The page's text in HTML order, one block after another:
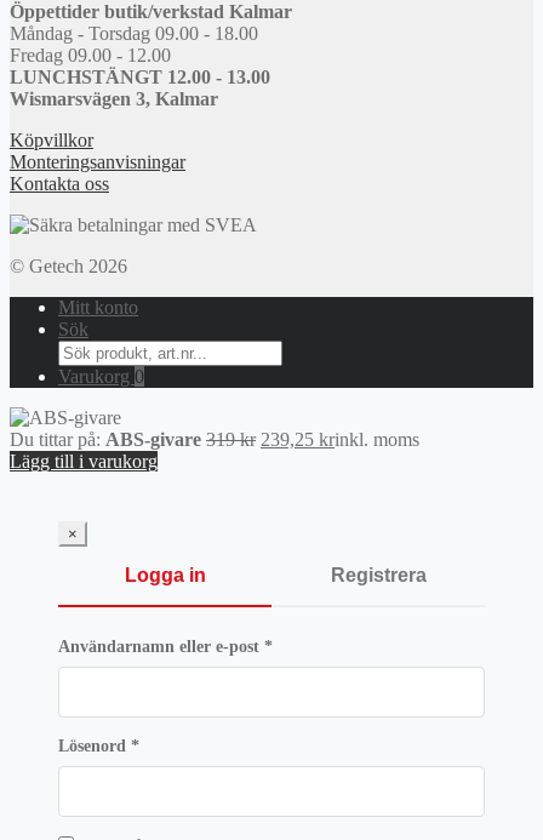
Öppettider butik/verkstad Kalmar
Måndag - Torsdag 09.00 - 18.00
Fredag 09.00 - 12.00
LUNCHSTÄNGT 12.00 - 13.00
Wismarsvägen 3, Kalmar
Köpvillkor
Monteringsanvisningar
Kontakta oss
© Getech 2026
Mitt konto
Sök
Search
for:
Varukorg 0
Du tittar på: ABS-givare 319kr Det
239,25 krDet
inkl. moms
Lägg till i varukorg
×
Logga in Registrera
Användarnamn eller e-post *Obligatoriskt
Lösenord *Obligatoriskt